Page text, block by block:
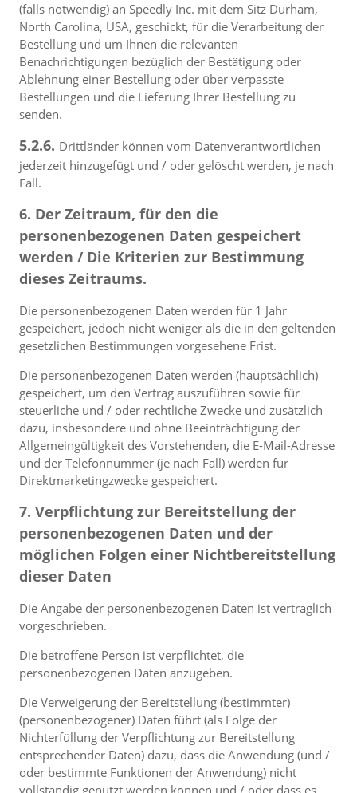
(falls notwendig) an Speedly Inc. mit dem Sitz Durham,
North Carolina, USA, geschickt, für die Verarbeitung der
Bestellung und um Ihnen die relevanten
Benachrichtigungen bezüglich der Bestätigung oder
Ablehnung einer Bestellung oder über verpasste
Bestellungen und die Lieferung Ihrer Bestellung zu
senden.
5.2.6. Drittländer können vom Datenverantwortlichen
jederzeit hinzugefügt und / oder gelöscht werden, je nach
Fall.
6. Der Zeitraum, für den die
personenbezogenen Daten gespeichert
werden / Die Kriterien zur Bestimmung
dieses Zeitraums.
Die personenbezogenen Daten werden für 1 Jahr
gespeichert, jedoch nicht weniger als die in den geltenden
gesetzlichen Bestimmungen vorgesehene Frist.
Die personenbezogenen Daten werden (hauptsächlich)
gespeichert, um den Vertrag auszuführen sowie für
steuerliche und / oder rechtliche Zwecke und zusätzlich
dazu, insbesondere und ohne Beeinträchtigung der
Allgemeingültigkeit des Vorstehenden, die E-Mail-Adresse
und der Telefonnummer (je nach Fall) werden für
Direktmarketingzwecke gespeichert.
7. Verpflichtung zur Bereitstellung der
personenbezogenen Daten und der
möglichen Folgen einer Nichtbereitstellung
dieser Daten
Die Angabe der personenbezogenen Daten ist vertraglich
vorgeschrieben.
Die betroffene Person ist verpflichtet, die
personenbezogenen Daten anzugeben.
Die Verweigerung der Bereitstellung (bestimmter)
(personenbezogener) Daten führt (als Folge der
Nichterfüllung der Verpflichtung zur Bereitstellung
entsprechender Daten) dazu, dass die Anwendung (und /
oder bestimmte Funktionen der Anwendung) nicht
vollständig genutzt werden können und / oder dass es